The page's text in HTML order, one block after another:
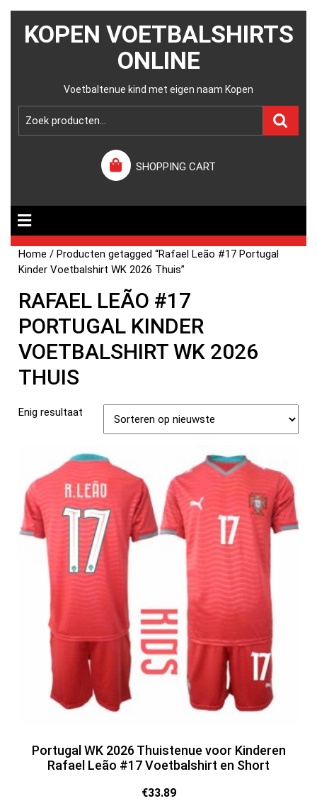
KOPEN VOETBALSHIRTS
ONLINE
Voetbaltenue kind met eigen naam Kopen
SHOPPING CART
Home / Producten getagged “Rafael Leão #17 Portugal
Kinder Voetbalshirt WK 2026 Thuis”
RAFAEL LEÃO #17
PORTUGAL KINDER
VOETBALSHIRT WK 2026
THUIS
Enig resultaat
Portugal WK 2026 Thuistenue voor Kinderen
Rafael Leão #17 Voetbalshirt en Short
€33.89